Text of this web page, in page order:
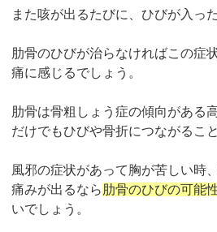
また咳が出るたびに、ひびが入っ
肋骨のひびが治らなければこの症
痛に感じるでしょう。
肋骨は骨粗しょう症の傾向がある
だけでもひびや骨折につながるこ
風邪の症状があって胸が苦しい時
痛みが出るなら 肋骨のひびの可能
いでしょう。